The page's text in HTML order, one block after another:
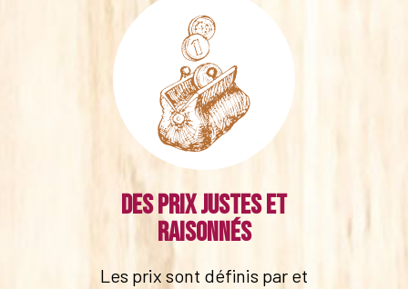
Des prix justes et
raisonnés
Les prix sont définis par et